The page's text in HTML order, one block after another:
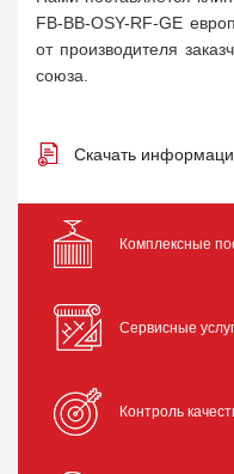
FB-BB-OSY-RF-GE
от производителя
союза.
Скачать
Комплексные
Сервисные
Контроль